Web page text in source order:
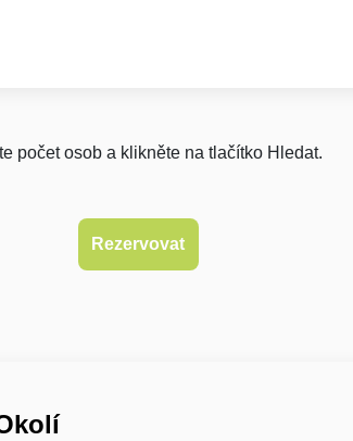
počet osob a klikněte na tlačítko Hledat.